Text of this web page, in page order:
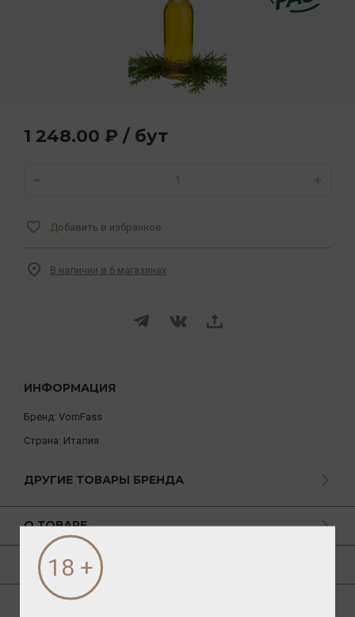
ИНФОРМАЦИЯ
Бренд: VomFass
Страна: Италия
ДРУГИЕ ТОВАРЫ БРЕНДА
1 248.00 ₽ / бут
Добавить в избранное
В наличии в 6 магазинах
О ТОВАРЕ
СПОСОБ УПОТРЕБЛЕНИЯ
ГАСТРОНОМИЯ